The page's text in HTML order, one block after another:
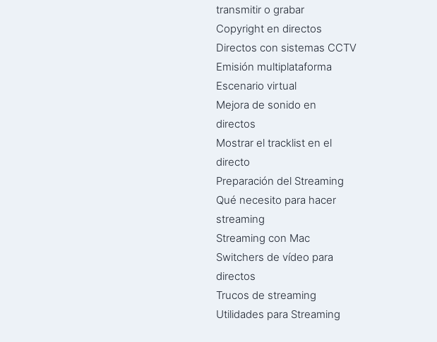
transmitir o grabar
Copyright en directos
Directos con sistemas CCTV
Emisión multiplataforma
Escenario virtual
Mejora de sonido en
directos
Mostrar el tracklist en el
directo
Preparación del Streaming
Qué necesito para hacer
streaming
Streaming con Mac
Switchers de vídeo para
directos
Trucos de streaming
Utilidades para Streaming